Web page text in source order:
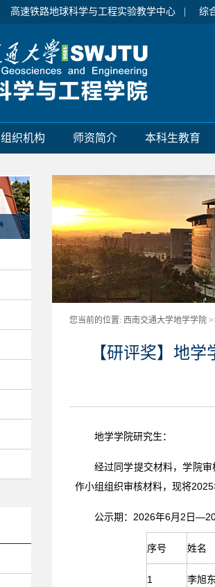
高速铁路地球科学与工程实验教学中心 | 综
组织机构 师资简介 本科生教育
您当前的位置: 西南交通大学地学学院
【研评奖】地
地学学院研究生：
经过同学提交材料，学院
作小组组织审核材料，现将
公示期：2026年6月2日
序号 姓名
1 李旭东